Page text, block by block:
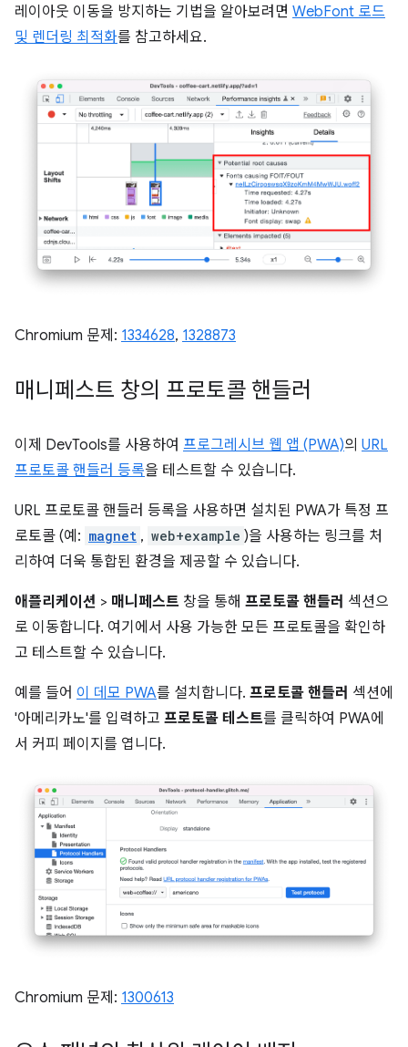
레이아웃 이동을 방지하는 기법을 알아보려면 WebFont 로드
및 렌더링 최적화를 참고하세요.
Chromium 문제: 1334628, 1328873
매니페스트 창의 프로토콜 핸들러
이제 DevTools를 사용하여 프로그레시브 웹 앱 (PWA)의 URL
프로토콜 핸들러 등록을 테스트할 수 있습니다.
URL 프로토콜 핸들러 등록을 사용하면 설치된 PWA가 특정 프
로토콜 (예: magnet , web+example )을 사용하는 링크를 처
리하여 더욱 통합된 환경을 제공할 수 있습니다.
애플리케이션 > 매니페스트 창을 통해 프로토콜 핸들러 섹션으
로 이동합니다. 여기에서 사용 가능한 모든 프로토콜을 확인하
고 테스트할 수 있습니다.
예를 들어 이 데모 PWA를 설치합니다. 프로토콜 핸들러 섹션에
'아메리카노'를 입력하고 프로토콜 테스트를 클릭하여 PWA에
서 커피 페이지를 엽니다.
Chromium 문제: 1300613